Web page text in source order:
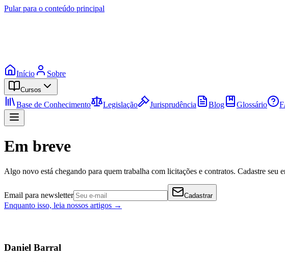
Pular para o conteúdo principal
Início Sobre
Cursos
Base de Conhecimento Legislação Jurisprudência Blog Glossário
Em breve
Algo novo está chegando para quem trabalha com licitações e contratos. Cadastre seu
Email para newsletter Cadastrar
Enquanto isso, leia nossos artigos →
Daniel Barral